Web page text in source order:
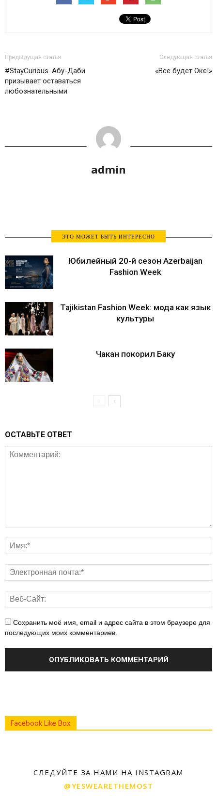
Предыдущая статья
#StayCurious. Абу-Даби
призывает оставаться
любознательными
Следующая статья
«Все будет Окс!»
admin
ЭТО МОЖЕТ БЫТЬ ИНТЕРЕСНО
Юбилейный 20-й сезон Azerbaijan
Fashion Week
Tajikistan Fashion Week: мода как язык
культуры
Чакан покорил Баку
ОСТАВЬТЕ ОТВЕТ
Сохранить моё имя, email и адрес сайта в этом браузере для
последующих моих комментариев.
Facebook Like Box
СЛЕДУЙТЕ ЗА НАМИ НА INSTAGRAM
@YESWEARETHEMOST